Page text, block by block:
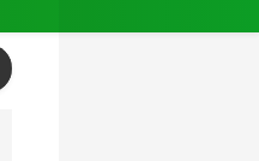
Narkoba di Kepanjen, Sita